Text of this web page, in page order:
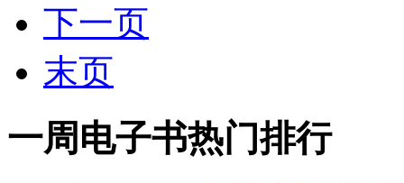
下一页
末页
一周电子书热门排行